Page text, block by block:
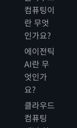
컴퓨팅이
란 무엇
인가요?
에이전틱
AI란 무
엇인가
요?
클라우드
컴퓨팅